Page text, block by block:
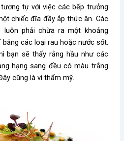
tự với việc các bếp trưởng
chiếc đĩa đầy ắp thức ăn. Các
luôn phải chừa ra một khoảng
các loại rau hoặc nước sốt.
bạn sẽ thấy rằng hầu như các
hạng sang đều có màu trắng
cũng là vì thẩm mỹ.